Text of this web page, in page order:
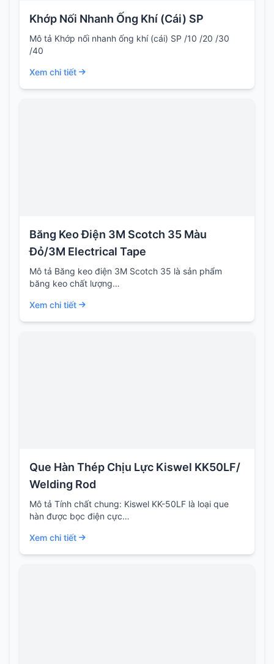
Khớp Nối Nhanh Ống Khí (Cái) SP
Mô tả Khớp nối nhanh ống khí (cái) SP /10 /20 /30
/40
Xem chi tiết
Băng Keo Điện 3M Scotch 35 Màu
Đỏ/3M Electrical Tape
Mô tả Băng keo điện 3M Scotch 35 là sản phẩm
băng keo chất lượng…
Xem chi tiết
Que Hàn Thép Chịu Lực Kiswel KK50LF/
Welding Rod
Mô tả Tính chất chung: Kiswel KK-50LF là loại que
hàn được bọc điện cực…
Xem chi tiết